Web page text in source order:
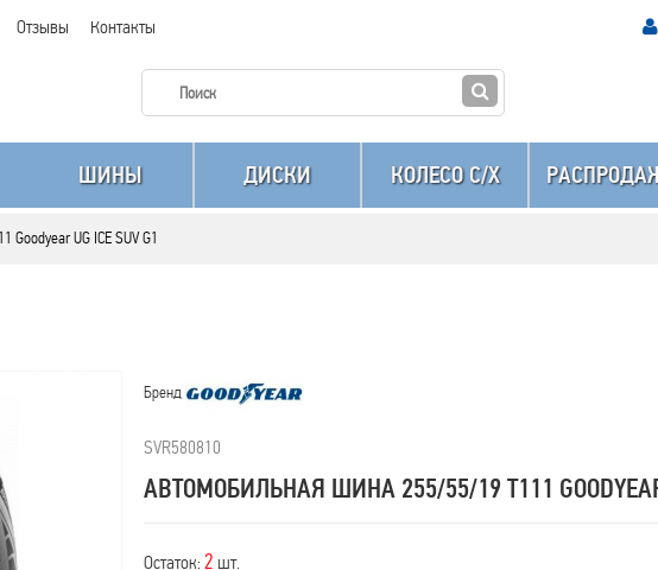
Отзывы Контакты
ШИНЫ ДИСКИ КОЛЕСО C/X
Goodyear UG ICE SUV G1
Бренд
SVR580810
АВТОМОБИЛЬНАЯ ШИНА 255/55/19 T111 GOODYEAR
Остаток: 2 шт.